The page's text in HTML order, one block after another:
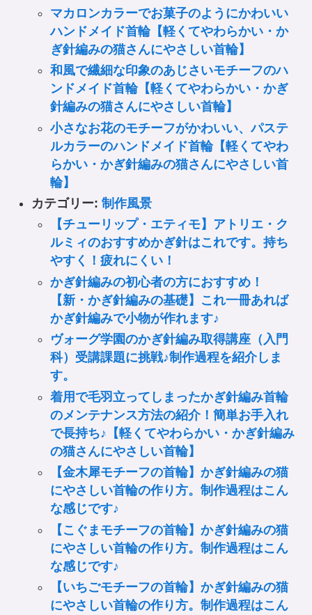
マカロンカラーでお菓子のようにかわいい
ハンドメイド首輪【軽くてやわらかい・か
ぎ針編みの猫さんにやさしい首輪】
和風で繊細な印象のあじさいモチーフのハ
ンドメイド首輪【軽くてやわらかい・かぎ
針編みの猫さんにやさしい首輪】
小さなお花のモチーフがかわいい、パステ
ルカラーのハンドメイド首輪【軽くてやわ
らかい・かぎ針編みの猫さんにやさしい首
輪】
カテゴリー: 制作風景
【チューリップ・エティモ】アトリエ・ク
ルミィのおすすめかぎ針はこれです。持ち
やすく！疲れにくい！
かぎ針編みの初心者の方におすすめ！
【新・かぎ針編みの基礎】これ一冊あれば
かぎ針編みで小物が作れます♪
ヴォーグ学園のかぎ針編み取得講座（入門
科）受講課題に挑戦♪制作過程を紹介しま
す。
着用で毛羽立ってしまったかぎ針編み首輪
のメンテナンス方法の紹介！簡単お手入れ
で長持ち♪【軽くてやわらかい・かぎ針編み
の猫さんにやさしい首輪】
【金木犀モチーフの首輪】かぎ針編みの猫
にやさしい首輪の作り方。制作過程はこん
な感じです♪
【こぐまモチーフの首輪】かぎ針編みの猫
にやさしい首輪の作り方。制作過程はこん
な感じです♪
【いちごモチーフの首輪】かぎ針編みの猫
にやさしい首輪の作り方。制作過程はこん